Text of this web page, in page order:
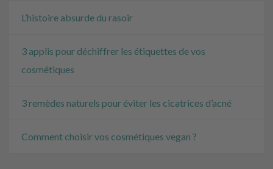
L’histoire absurde du rasoir
3 applis pour déchiffrer les étiquettes de vos
cosmétiques
3 remèdes naturels pour éviter les cicatrices d’acné
Comment choisir vos cosmétiques vegan ?